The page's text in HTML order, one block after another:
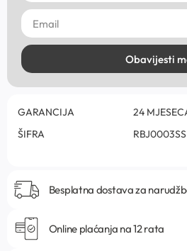
Obavijesti
GARANCIJA
24
ŠIFRA
RBJ0003SS
Besplatna dostava za
Online plaćanja na 12 rata